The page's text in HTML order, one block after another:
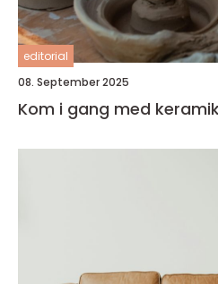
editorial
08. September 2025
Kom i gang med